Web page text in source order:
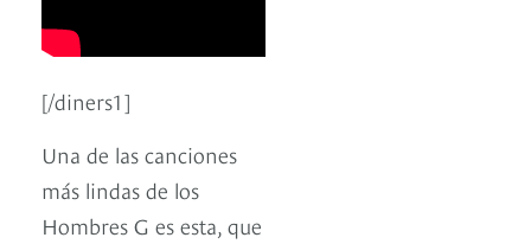
[/diners1]
Una de las canciones
más lindas de los
Hombres G es esta, que